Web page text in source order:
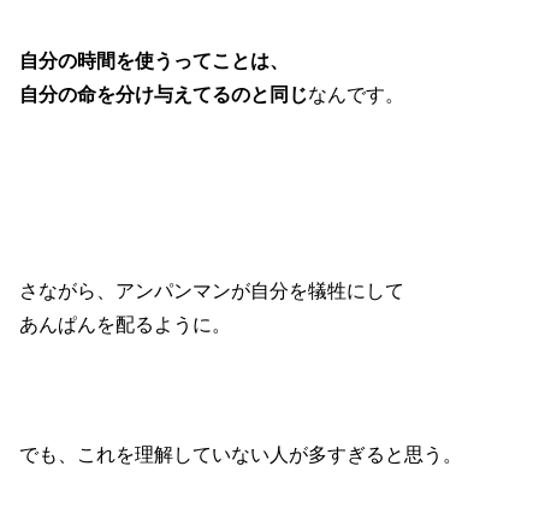
自分の時間を使うってことは、
自分の命を分け与えてるのと同じなんです。
さながら、アンパンマンが自分を犠牲にして
あんぱんを配るように。
でも、これを理解していない人が多すぎると思う。